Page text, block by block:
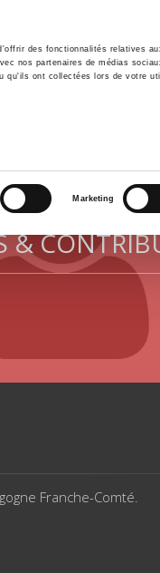
des fonctionnalités relatives
nos partenaires de médias
qu'ils ont collectées lors de votre
Marketing
History
&
Franche-Comté.